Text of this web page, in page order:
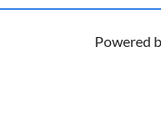
Powered